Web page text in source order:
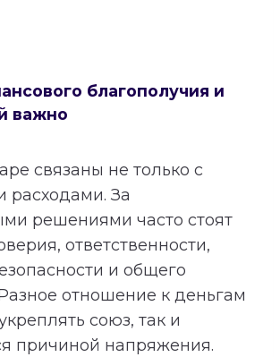
благополучия и
важно
связаны не только с
расходами. За
решениями часто стоят
ответственности,
и общего
отношение к деньгам
союз, так и
причиной напряжения.